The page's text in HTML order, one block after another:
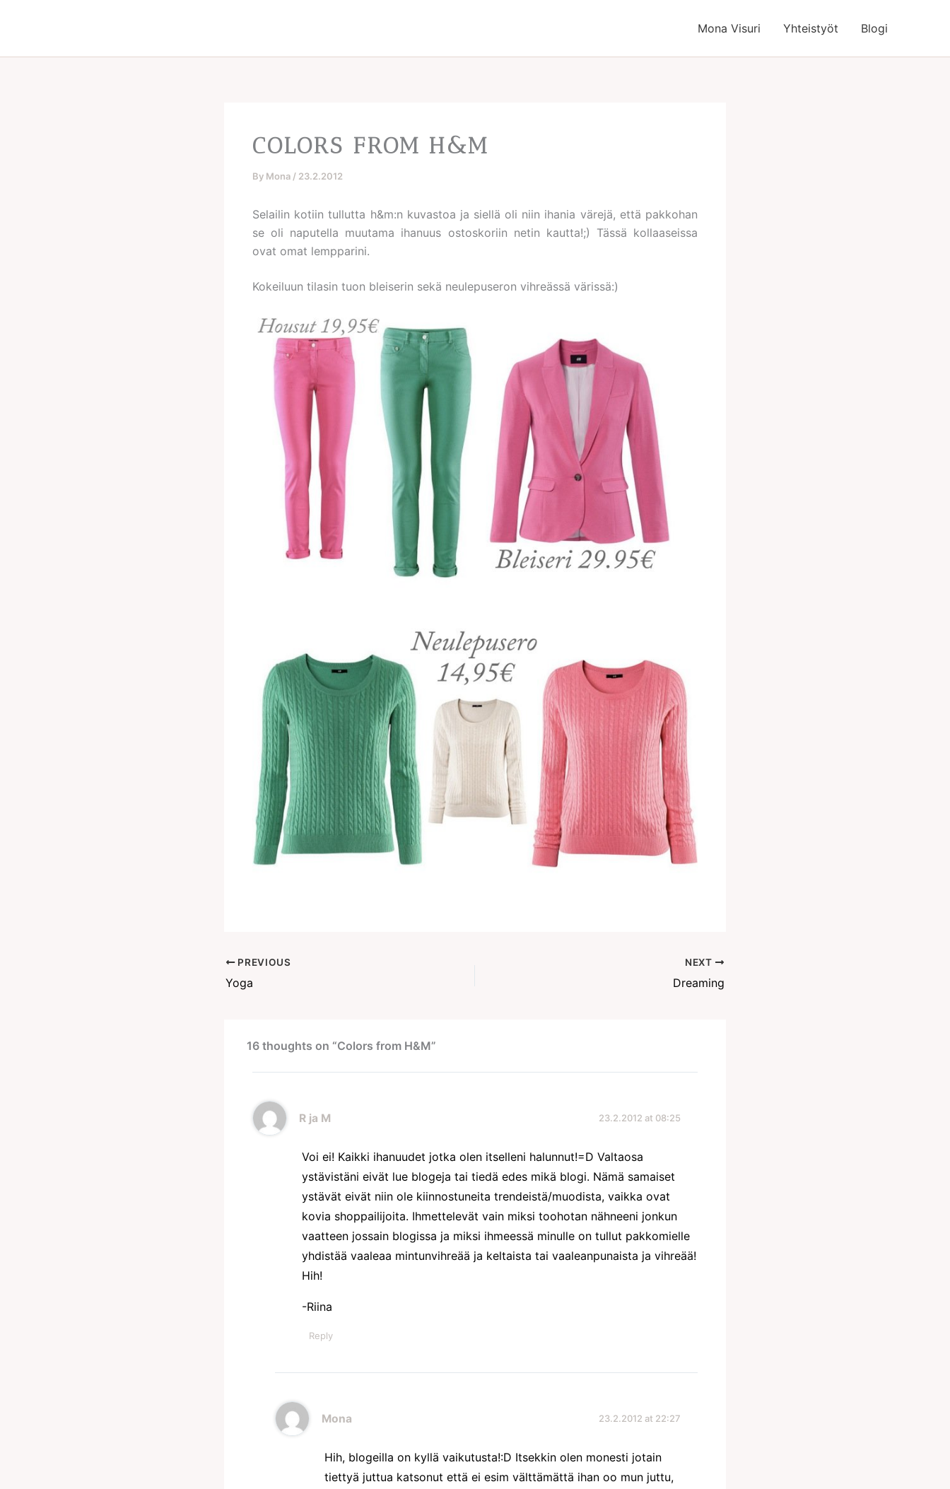
Mona Visuri Yhteistyöt Blogi
COLORS FROM H&M
By Mona / 23.2.2012
Selailin kotiin tullutta h&m:n kuvastoa ja siellä oli niin ihania värejä, että pakkohan
se oli naputella muutama ihanuus ostoskoriin netin kautta!;) Tässä kollaaseissa
ovat omat lempparini.
Kokeiluun tilasin tuon bleiserin sekä neulepuseron vihreässä värissä:)
PREVIOUS
Yoga
NEXT
Dreaming
16 thoughts on “Colors from H&M”
R ja M 23.2.2012 at 08:25
Voi ei! Kaikki ihanuudet jotka olen itselleni halunnut!=D Valtaosa
ystävistäni eivät lue blogeja tai tiedä edes mikä blogi. Nämä samaiset
ystävät eivät niin ole kiinnostuneita trendeistä/muodista, vaikka ovat
kovia shoppailijoita. Ihmettelevät vain miksi toohotan nähneeni jonkun
vaatteen jossain blogissa ja miksi ihmeessä minulle on tullut pakkomielle
yhdistää vaaleaa mintunvihreää ja keltaista tai vaaleanpunaista ja vihreää!
Hih!
-Riina
Reply
Mona 23.2.2012 at 22:27
Hih, blogeilla on kyllä vaikutusta!:D Itsekkin olen monesti jotain
tiettyä juttua katsonut että ei esim välttämättä ihan oo mun juttu,